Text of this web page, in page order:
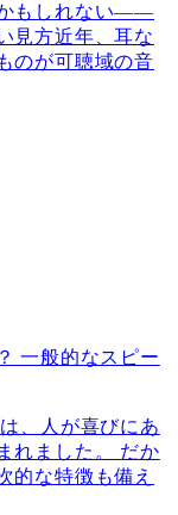
もしれない――
見方近年、耳な
のが可聴域の音
一般的なスピー
、人が喜びにあ
れました。 だか
的な特徴も備え